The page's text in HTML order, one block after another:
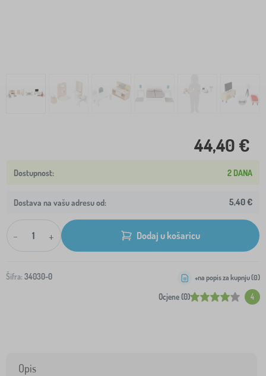
44,40 €
2 DANA
Dostava na vašu adresu od: 5,40 €
- + Dodaj u košaricu
Šifra: 34030-0
Ocjene (0) 4
+na popis za kupnju (0)
Opis